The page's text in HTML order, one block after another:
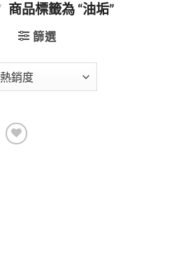
商品標籤為 “油垢”
篩選